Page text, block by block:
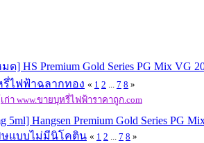
] HS Premium Gold Series PG Mix VG
รี่ไฟฟ้าฉลากทอง « 1 2 7 8 »
ก่า www.ขายบุหรี่ไฟฟ้าราคาถูก.com
5ml] Hangsen Premium Gold Series PG
ษแบบไม่มีนิโคติน « 1 2 7 8 »